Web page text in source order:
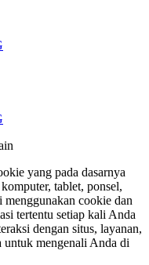
yang pada dasarnya
tablet, ponsel,
menggunakan cookie dan
tertentu setiap kali Anda
dengan situs, layanan,
untuk mengenali Anda di